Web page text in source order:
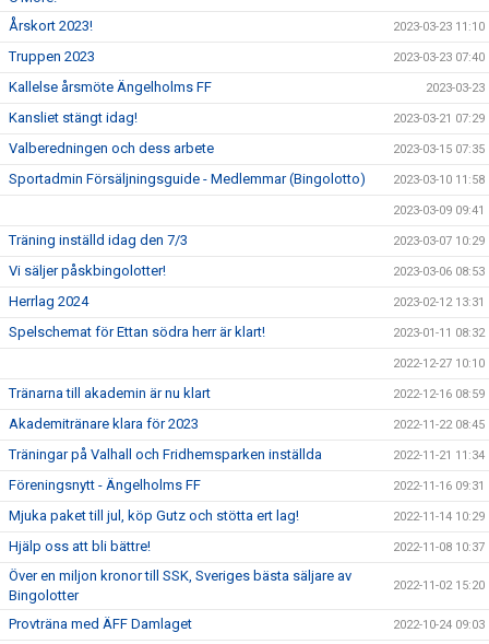
Årskort 2023! 2023-03-23 11:10
Truppen 2023 2023-03-23 07:40
Kallelse årsmöte Ängelholms FF 2023-03-23
Kansliet stängt idag! 2023-03-21 07:29
Valberedningen och dess arbete 2023-03-15 07:35
Sportadmin Försäljningsguide - Medlemmar (Bingolotto) 2023-03-10 11:58
2023-03-09 09:41
Träning inställd idag den 7/3 2023-03-07 10:29
Vi säljer påskbingolotter! 2023-03-06 08:53
Herrlag 2024 2023-02-12 13:31
Spelschemat för Ettan södra herr är klart! 2023-01-11 08:32
2022-12-27 10:10
Tränarna till akademin är nu klart 2022-12-16 08:59
Akademitränare klara för 2023 2022-11-22 08:45
Träningar på Valhall och Fridhemsparken inställda 2022-11-21 11:34
Föreningsnytt - Ängelholms FF 2022-11-16 09:31
Mjuka paket till jul, köp Gutz och stötta ert lag! 2022-11-14 10:29
Hjälp oss att bli bättre! 2022-11-08 10:37
Över en miljon kronor till SSK, Sveriges bästa säljare av
Bingolotter
2022-11-02 15:20
Provträna med ÄFF Damlaget 2022-10-24 09:03